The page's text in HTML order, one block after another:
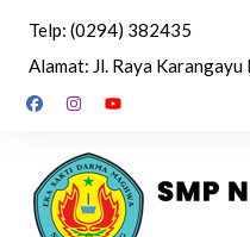
content
Telp: (0294) 382435
Alamat: Jl. Raya